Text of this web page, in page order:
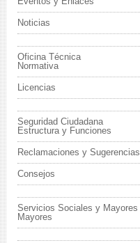
Noticias
Oficina Técnica
Normativa
Licencias
Seguridad Ciudadana
Estructura y Funciones
Reclamaciones y Sugerencias
Consejos
Servicios Sociales y Mayores
Mayores